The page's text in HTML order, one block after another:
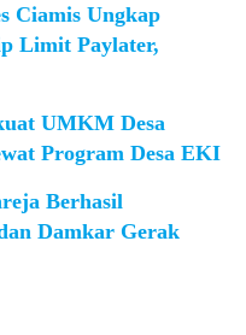
Ciamis Ungkap
Limit Paylater,
UMKM Desa
Program Desa EKI
Berhasil
Damkar Gerak